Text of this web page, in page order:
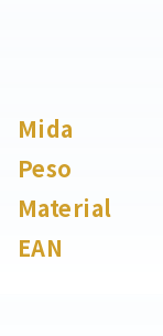
Mida
Peso
Material
EAN